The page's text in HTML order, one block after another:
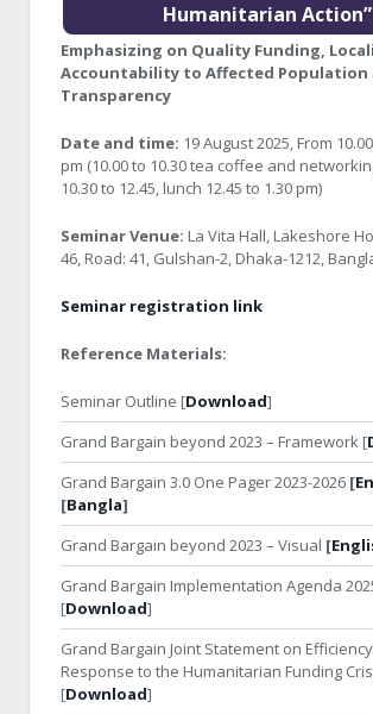
Humanitarian Action”
Emphasizing on Quality Funding,
Accountability to Affected Population
Transparency
Date and time: 19 August 2025, From
pm (10.00 to 10.30 tea coffee and
10.30 to 12.45, lunch 12.45 to 1.30 pm)
Seminar Venue: La Vita Hall, Lakeshore
46, Road: 41, Gulshan-2, Dhaka-1212,
Seminar registration link
Reference Materials:
Seminar Outline [Download]
Grand Bargain beyond 2023 – Framework [
Grand Bargain 3.0 One Pager 2023-2026 [
[Bangla]
Grand Bargain beyond 2023 – Visual [
Grand Bargain Implementation Agenda
[Download]
Grand Bargain Joint Statement on
Response to the Humanitarian Funding
[Download]